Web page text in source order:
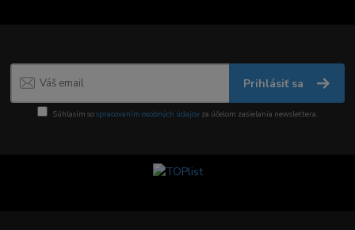
Prihlásiť sa
Súhlasím sospracovaním osobných údajov za účelom zasielania newslettera.